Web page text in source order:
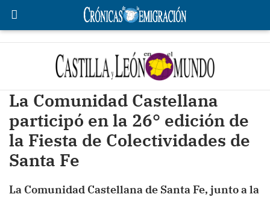
La Comunidad Castellana
participó en la 26° edición de
la Fiesta de Colectividades de
Santa Fe
La Comunidad Castellana de Santa Fe, junto a la